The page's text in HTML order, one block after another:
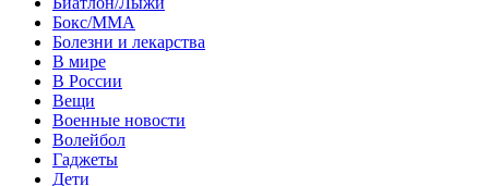
Бокс/MMA
Болезни и лекарства
В мире
В России
Вещи
Военные новости
Волейбол
Гаджеты
Дети